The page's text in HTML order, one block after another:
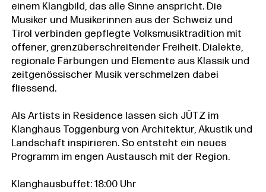
einem Klangbild, das alle Sinne anspricht. Die
Musiker und Musikerinnen aus der Schweiz und
Tirol verbinden gepflegte Volksmusiktradition mit
offener, grenzüberschreitender Freiheit. Dialekte,
regionale Färbungen und Elemente aus Klassik und
zeitgenössischer Musik verschmelzen dabei
fliessend.
Als Artists in Residence lassen sich JÜTZ im
Klanghaus Toggenburg von Architektur, Akustik und
Landschaft inspirieren. So entsteht ein neues
Programm im engen Austausch mit der Region.
Klanghausbuffet: 18:00 Uhr